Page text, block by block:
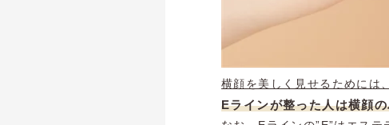
横顔を美しく見せるためには
Eラインが整った人は横顔